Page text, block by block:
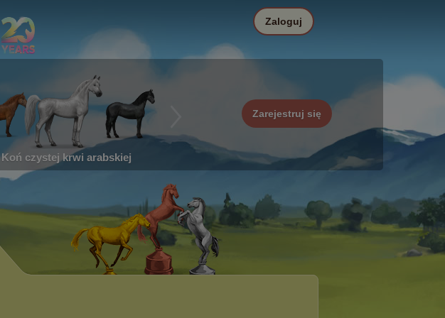
Koń czystej krwi arabskiej
Zarejestruj się
Zaloguj